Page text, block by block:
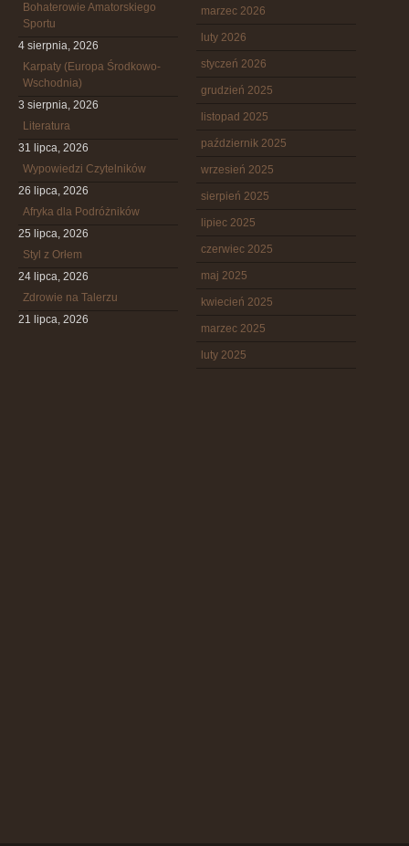
Bohaterowie Amatorskiego
Sportu
4 sierpnia, 2026
Karpaty (Europa Środkowo-
Wschodnia)
3 sierpnia, 2026
Literatura
31 lipca, 2026
Wypowiedzi Czytelników
26 lipca, 2026
Afryka dla Podróżników
25 lipca, 2026
Styl z Orłem
24 lipca, 2026
Zdrowie na Talerzu
21 lipca, 2026
marzec 2026
luty 2026
styczeń 2026
grudzień 2025
listopad 2025
październik 2025
wrzesień 2025
sierpień 2025
lipiec 2025
czerwiec 2025
maj 2025
kwiecień 2025
marzec 2025
luty 2025